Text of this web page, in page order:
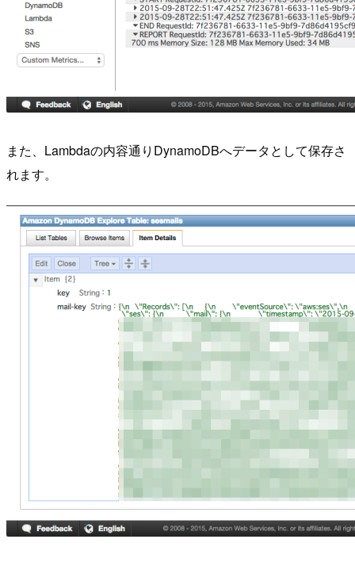
また、Lambdaの内容通りDynamoDBへデータとして保存さ
れます。